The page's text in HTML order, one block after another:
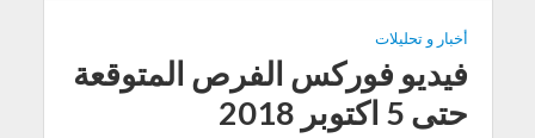
أخبار و تحليلات
فيديو فوركس الفرص المتوقعة
حتى 5 اكتوبر 2018